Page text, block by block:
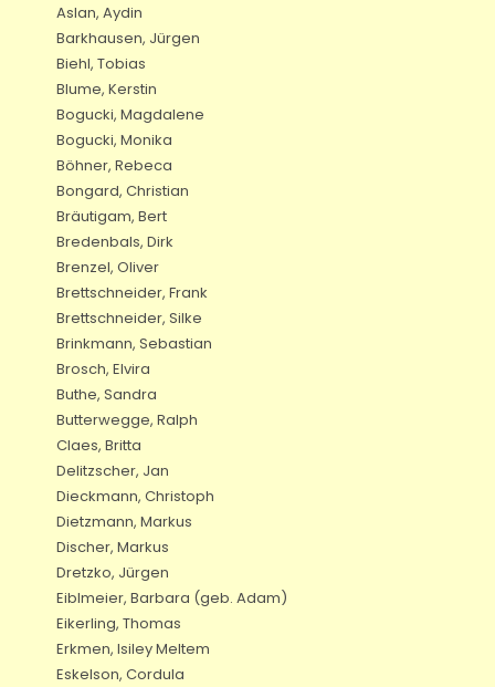
Aslan, Aydin
Barkhausen, Jürgen
Biehl, Tobias
Blume, Kerstin
Bogucki, Magdalene
Bogucki, Monika
Böhner, Rebeca
Bongard, Christian
Bräutigam, Bert
Bredenbals, Dirk
Brenzel, Oliver
Brettschneider, Frank
Brettschneider, Silke
Brinkmann, Sebastian
Brosch, Elvira
Buthe, Sandra
Butterwegge, Ralph
Claes, Britta
Delitzscher, Jan
Dieckmann, Christoph
Dietzmann, Markus
Discher, Markus
Dretzko, Jürgen
Eiblmeier, Barbara (geb. Adam)
Eikerling, Thomas
Erkmen, Isiley Meltem
Eskelson, Cordula